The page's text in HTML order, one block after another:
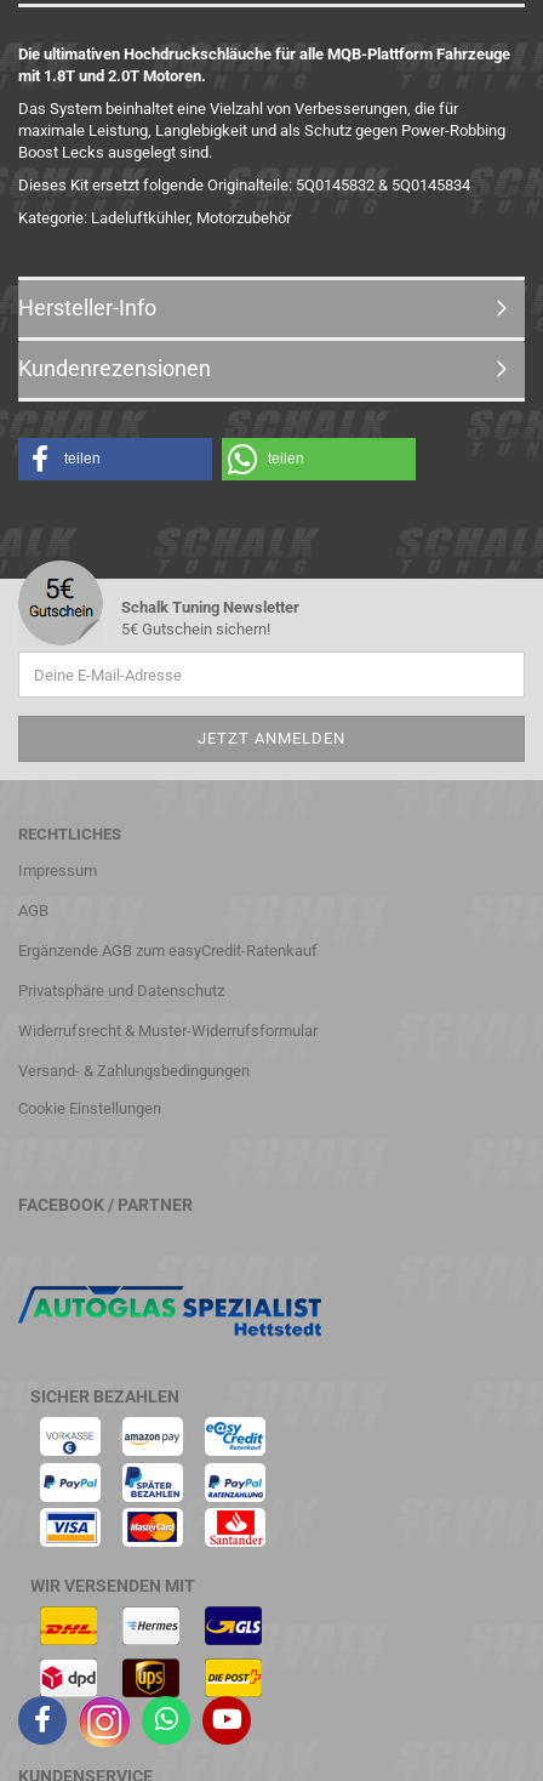
Die ultimativen Hochdruckschläuche für alle MQB-Plattform Fahrzeuge
mit 1.8T und 2.0T Motoren.
Das System beinhaltet eine Vielzahl von Verbesserungen, die für
maximale Leistung, Langlebigkeit und als Schutz gegen Power-Robbing
Boost Lecks ausgelegt sind.
Dieses Kit ersetzt folgende Originalteile: 5Q0145832 & 5Q0145834
Kategorie: Ladeluftkühler, Motorzubehör
Hersteller-Info
Kundenrezensionen
teilen teilen
Schalk Tuning Newsletter
5€ Gutschein sichern!
RECHTLICHES
Impressum
AGB
Ergänzende AGB zum easyCredit-Ratenkauf
Privatsphäre und Datenschutz
Widerrufsrecht & Muster-Widerrufsformular
Versand- & Zahlungsbedingungen
Cookie Einstellungen
FACEBOOK / PARTNER
SICHER BEZAHLEN
WIR VERSENDEN MIT
KUNDENSERVICE